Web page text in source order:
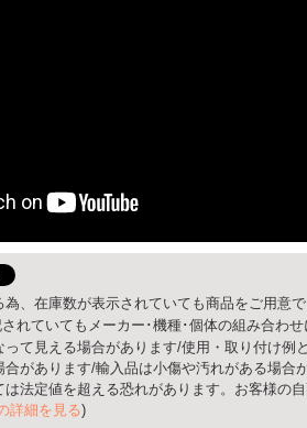
、在庫数が表示されていても商品をご用意
れていてもメーカー･機種･個体の組み合わ
って見える場合があります/使用・取り付け
合があります/輸入品は小傷や汚れがある場
法定値を超える恐れがあります。お客様の
詳細を見る)